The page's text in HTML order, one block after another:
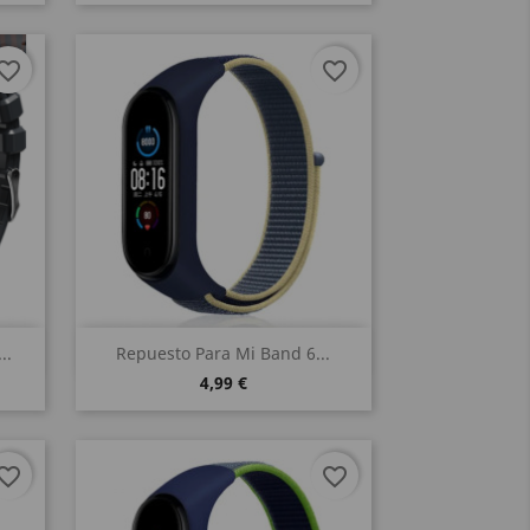
Repuesto Para Mi Band 6...
4,99 €
Vista rápida
favorite_border
favorite_border